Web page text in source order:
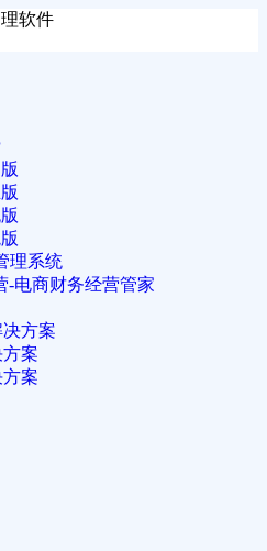
理系统
-电商财务经营管家
方案
案
案